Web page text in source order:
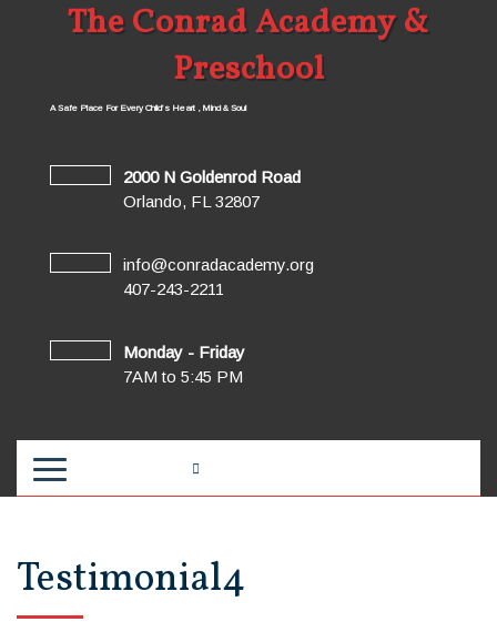
The Conrad Academy &
Preschool
A Safe Place For Every Child’s Heart , Mind & Soul
2000 N Goldenrod Road
Orlando, FL 32807
info@conradacademy.org
407-243-2211
Monday - Friday
7AM to 5:45 PM
Testimonial4